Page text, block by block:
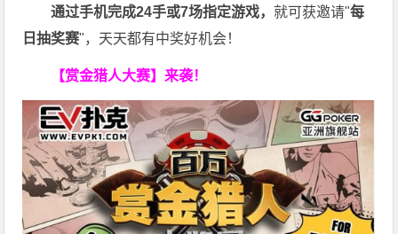
通过手机完成24手或7场指定游戏，就可获邀请"每
日抽奖赛"，天天都有中奖好机会！
【赏金猎人大赛】来袭！